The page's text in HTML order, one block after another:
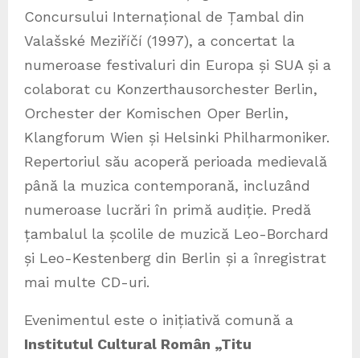
Concursului Internațional de Țambal din
Valašské Meziříčí (1997), a concertat la
numeroase festivaluri din Europa și SUA și a
colaborat cu Konzerthausorchester Berlin,
Orchester der Komischen Oper Berlin,
Klangforum Wien și Helsinki Philharmoniker.
Repertoriul său acoperă perioada medievală
până la muzica contemporană, incluzând
numeroase lucrări în primă audiție. Predă
țambalul la școlile de muzică Leo-Borchard
și Leo-Kestenberg din Berlin și a înregistrat
mai multe CD-uri.
Evenimentul este o inițiativă comună a
Institutul Cultural Român „Titu